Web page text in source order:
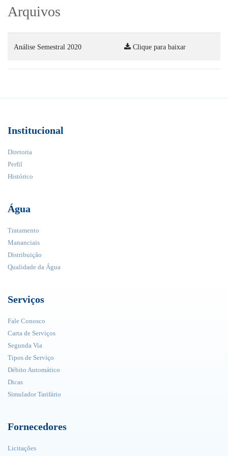
Arquivos
Análise Semestral 2020 Clique para baixar
Institucional
Diretoria
Perfil
Histórico
Água
Tratamento
Mananciais
Distribuição
Qualidade da Água
Serviços
Fale Conosco
Carta de Serviços
Segunda Via
Tipos de Serviço
Débito Automático
Dicas
Simulador Tarifário
Fornecedores
Licitações